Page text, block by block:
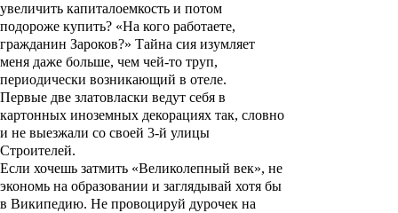
увеличить капиталоемкость и потом
подороже купить? «На кого работаете,
гражданин Зароков?» Тайна сия изумляет
меня даже больше, чем чей-то труп,
периодически возникающий в отеле.
Первые две златовласки ведут себя в
картонных иноземных декорациях так, словно
и не выезжали со своей 3-й улицы
Строителей.
Если хочешь затмить «Великолепный век», не
экономь на образовании и заглядывай хотя бы
в Википедию. Не провоцируй дурочек на